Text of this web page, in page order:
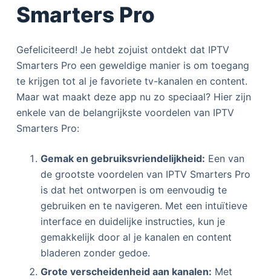
Smarters Pro
Gefeliciteerd! Je hebt zojuist ontdekt dat IPTV
Smarters Pro een geweldige manier is om toegang
te krijgen tot al je favoriete tv-kanalen en content.
Maar wat maakt deze app nu zo speciaal? Hier zijn
enkele van de belangrijkste voordelen van IPTV
Smarters Pro:
Gemak en gebruiksvriendelijkheid: Een van
de grootste voordelen van IPTV Smarters Pro
is dat het ontworpen is om eenvoudig te
gebruiken en te navigeren. Met een intuïtieve
interface en duidelijke instructies, kun je
gemakkelijk door al je kanalen en content
bladeren zonder gedoe.
Grote verscheidenheid aan kanalen: Met